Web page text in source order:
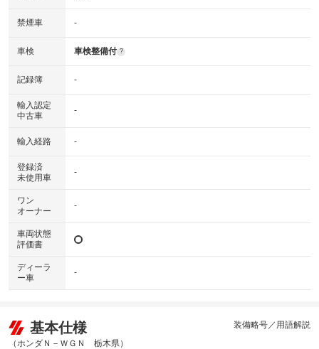
禁煙車 -
車検 車検整備付 ?
記録簿 -
輸入認定
中古車
-
輸入経路 -
登録済
未使用車
-
ワン
オーナー
-
車両状態
評価書
ディーラ
ー車
-
基本仕様
（ホンダＮ－ＷＧＮ 栃木県）
装備略号／用語解説